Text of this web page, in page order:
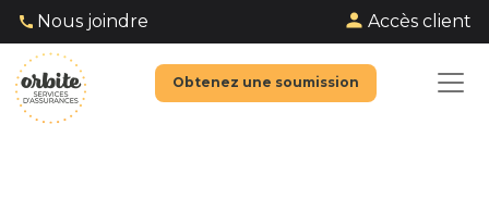
Nous joindre Accès client
Obtenez une soumission